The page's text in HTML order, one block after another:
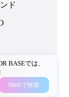
ド
BASEでは、
Webで検索